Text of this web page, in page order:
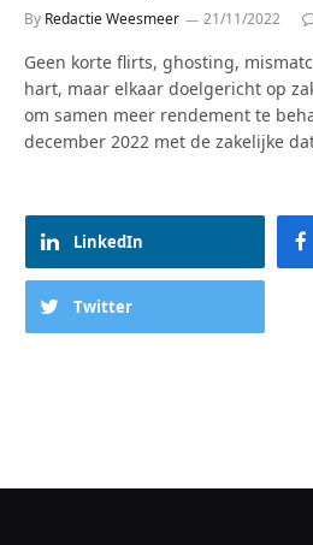
By Redactie Weesmeer 21/11/2022
Geen korte flirts, ghosting,
hart, maar elkaar doelgericht op
om samen meer rendement te
december 2022 met de zakelijke
LinkedIn
Twitter